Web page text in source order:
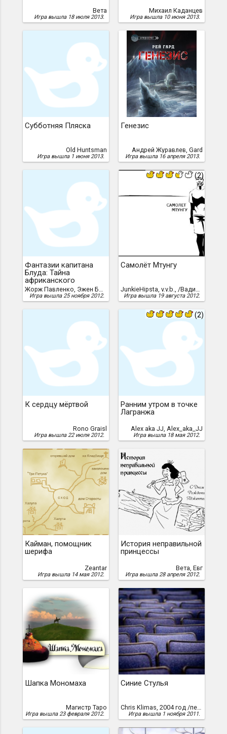
Вета
Игра вышла 18 июля 2013.
Михаил Каданцев
Игра вышла 10 июня 2013.
Субботняя Пляска
Old Huntsman
Игра вышла 1 июня 2013.
Генезис
Андрей Журавлев, Gard
Игра вышла 16 апреля 2013.
Фантазии капитана
Блуда: Тайна
африканского
бумеранга
Жорж Павленко, Эжен Бычков, Даниэль Мазаев
Игра вышла 25 ноября 2012.
(2)
Самолёт Мтунгу
JunkieHipsta, v.v.b., /Вадим Балашов/
Игра вышла 19 августа 2012.
К сердцу мёртвой
Rono Graisl
Игра вышла 22 июля 2012.
(2)
Ранним утром в точке
Лагранжа
Alex aka JJ, Alex_aka_JJ
Игра вышла 18 мая 2012.
Кайман, помощник
шерифа
Zeantar
Игра вышла 14 мая 2012.
История неправильной
принцессы
Вета, Евг
Игра вышла 28 апреля 2012.
Шапка Мономаха
Магистр Таро
Игра вышла 23 февраля 2012.
Синие Стулья
Chris Klimas, 2004 год /перевод Вячеслава Добранова, 2011 г./
Игра вышла 1 ноября 2011.